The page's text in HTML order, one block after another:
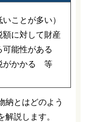
ことが多い）
に対して財産
能性がある
がかかる 等
納とはどのよう
説します。